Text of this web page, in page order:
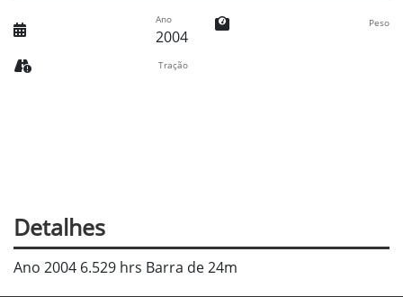
Ano
2004
Peso
Tração
Detalhes
Ano 2004 6.529 hrs Barra de 24m